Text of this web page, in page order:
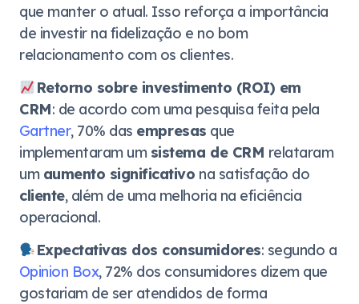
que manter o atual. Isso reforça a importância
de investir na fidelização e no bom
relacionamento com os clientes.
Retorno sobre investimento (ROI) em
CRM: de acordo com uma pesquisa feita pela
Gartner, 70% das empresas que
implementaram um sistema de CRM relataram
um aumento significativo na satisfação do
cliente, além de uma melhoria na eficiência
operacional.
Expectativas dos consumidores: segundo a
Opinion Box, 72% dos consumidores dizem que
gostariam de ser atendidos de forma